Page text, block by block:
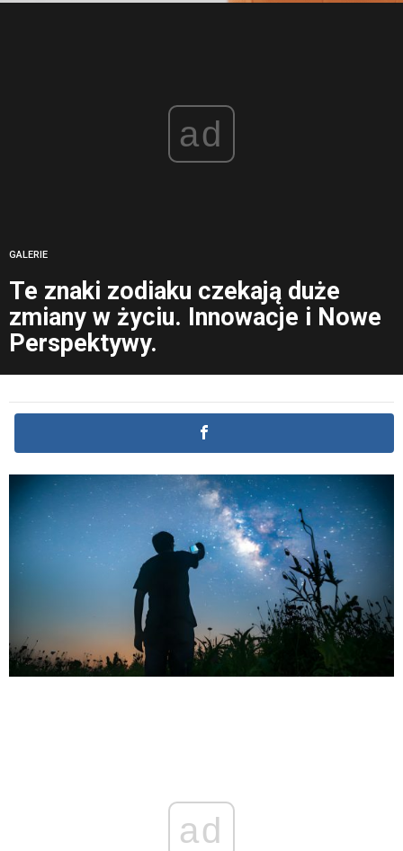
ad
GALERIE
Te znaki zodiaku czekają duże
zmiany w życiu. Innowacje i Nowe
Perspektywy.
ad